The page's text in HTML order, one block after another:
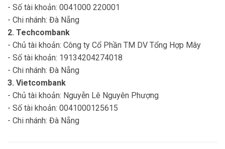
- Số tài khoản: 0041000 220001
- Chi nhánh: Đà Nẵng
2. Techcombank
- Chủ tài khoản: Công ty Cổ Phần TM DV Tổng Hợp Mây
- Số tài khoản: 19134204274018
- Chi nhánh: Đà Nẵng
3. Vietcombank
- Chủ tài khoản: Nguyễn Lê Nguyên Phượng
- Số tài khoản: 0041000125615
- Chi nhánh: Đà Nẵng